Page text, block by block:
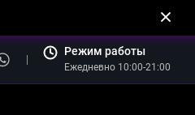
Режим работы
Ежедневно 10:00-21:00